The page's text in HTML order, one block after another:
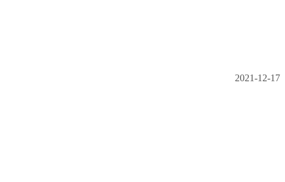
2021-12-17